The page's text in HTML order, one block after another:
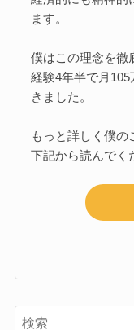
ます。
僕はこの理念を徹
経験4年半で月
きました。
もっと詳しく僕の
下記から読んでく